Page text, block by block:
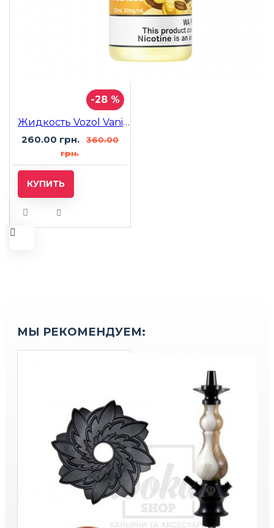
-28 %
Жидкость Vozol Vanilla Cream Tobacco (Ваниль Крем Табак) 30мл 5%
260.00 грн.
360.00
грн.
КУПИТЬ
МЫ РЕКОМЕНДУЕМ: